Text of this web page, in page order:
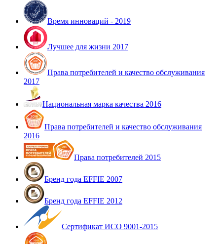
Время инноваций - 2019
Лучшее для жизни 2017
Права потребителей и качество обслуживания
2017
Национальная марка качества 2016
Права потребителей и качество обслуживания
2016
Права потребителей 2015
Бренд года EFFIE 2007
Бренд года EFFIE 2012
Сертификат ИСО 9001-2015